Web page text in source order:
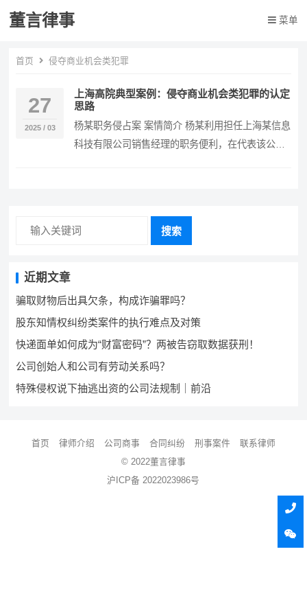
董言律事 菜单
首页 侵夺商业机会类犯罪
27
2025 / 03
上海高院典型案例：侵夺商业机会类犯罪的认定
思路
杨某职务侵占案 案情简介 杨某利用担任上海某信息
科技有限公司销售经理的职务便利，在代表该公司
搜索
近期文章
骗取财物后出具欠条，构成诈骗罪吗？
股东知情权纠纷类案件的执行难点及对策
快递面单如何成为“财富密码”？两被告窃取数据获刑！
公司创始人和公司有劳动关系吗？
特殊侵权说下抽逃出资的公司法规制｜前沿
首页 律师介绍 公司商事 合同纠纷 刑事案件
联系律师
© 2022董言律事
沪ICP备 2022023986号